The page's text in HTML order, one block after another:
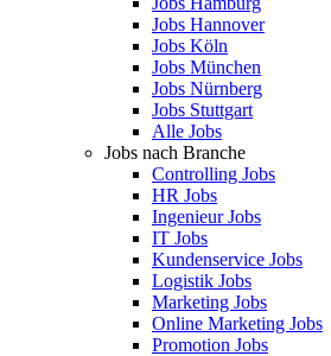
Jobs Hannover
Jobs Köln
Jobs München
Jobs Nürnberg
Jobs Stuttgart
Alle Jobs
Jobs nach Branche
Controlling Jobs
HR Jobs
Ingenieur Jobs
IT Jobs
Kundenservice Jobs
Logistik Jobs
Marketing Jobs
Online Marketing Jobs
Promotion Jobs